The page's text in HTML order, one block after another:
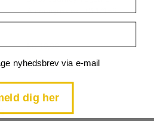
Amoonguss ex - 011/159
kr.40,00Current
is:
kr. 39,95.
TILFØJ TIL KURV
nyhedsbrev via e-mail
dig her